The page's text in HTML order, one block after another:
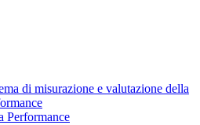
di misurazione e valutazione della
Performance